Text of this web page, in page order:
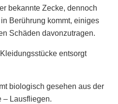
bekannte Zecke, dennoch
Berührung kommt, einiges
Schäden davonzutragen.
entsorgt
biologisch gesehen aus der
– Lausfliegen.